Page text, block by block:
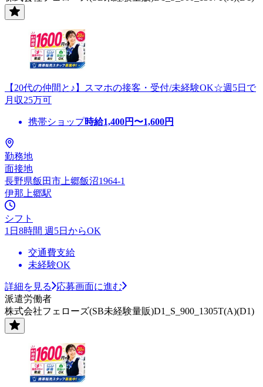
【20代の仲間と♪】スマホの接客・受付/未経験OK☆週5日で
月収25万可
携帯ショップ時給1,400円〜1,600円
勤務地
面接地
長野県飯田市上郷飯沼1964-1
伊那上郷駅
シフト
1日8時間 週5日からOK
交通費支給
未経験OK
詳細を見る
応募画面に進む
派遣労働者
株式会社フェローズ(SB未経験量販)D1_S_900_1305T(A)(D1)